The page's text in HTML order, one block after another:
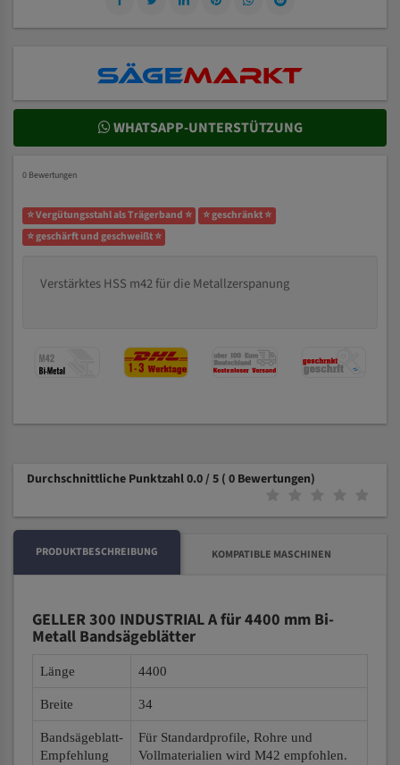
WHATSAPP-UNTERSTÜTZUNG
0 Bewertungen
⭐ Vergütungsstahl als Trägerband ⭐
⭐ geschränkt ⭐
⭐ geschärft und geschweißt ⭐
Verstärktes HSS m42 für die Metallzerspanung
Durchschnittliche Punktzahl 0.0 / 5 ( 0 Bewertungen)
PRODUKTBESCHREIBUNG KOMPATIBLE MASCHINEN
GELLER 300 INDUSTRIAL A für 4400 mm Bi-
Metall Bandsägeblätter
Länge 4400
Breite 34
Bandsägeblatt-
Empfehlung
Für Standardprofile, Rohre und
Vollmaterialien wird M42 empfohlen.